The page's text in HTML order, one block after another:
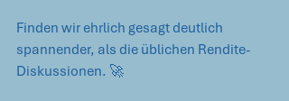
Finden wir ehrlich gesagt deutlich
spannender, als die üblichen Rendite-
Diskussionen. 🚀